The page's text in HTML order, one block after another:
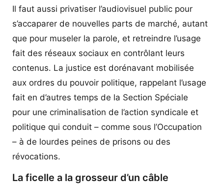
Il faut aussi privatiser l’audiovisuel public pour
s’accaparer de nouvelles parts de marché, autant
que pour museler la parole, et retreindre l’usage
fait des réseaux sociaux en contrôlant leurs
contenus. La justice est dorénavant mobilisée
aux ordres du pouvoir politique, rappelant l’usage
fait en d’autres temps de la Section Spéciale
pour une criminalisation de l’action syndicale et
politique qui conduit – comme sous l’Occupation
– à de lourdes peines de prisons ou des
révocations.
La ficelle a la grosseur d’un câble